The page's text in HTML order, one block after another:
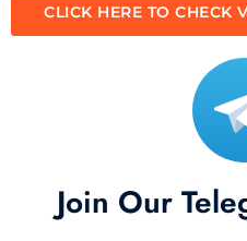
CLICK HERE TO CHECK
Join Our